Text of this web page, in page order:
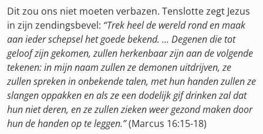
Dit zou ons niet moeten verbazen. Tenslotte zegt Jezus
in zijn zendingsbevel: “Trek heel de wereld rond en maak
aan ieder schepsel het goede bekend. … Degenen die tot
geloof zijn gekomen, zullen herkenbaar zijn aan de volgende
tekenen: in mijn naam zullen ze demonen uitdrijven, ze
zullen spreken in onbekende talen, met hun handen zullen ze
slangen oppakken en als ze een dodelijk gif drinken zal dat
hun niet deren, en ze zullen zieken weer gezond maken door
hun de handen op te leggen.”(Marcus 16:15-18)